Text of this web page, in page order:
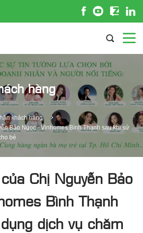
hàng
khách hàng
Bảo Ngọc - Vinhomes Bình Thạnh sau khi sử
bé
Chị Nguyễn Bảo
Bình Thạnh
dịch vụ chăm